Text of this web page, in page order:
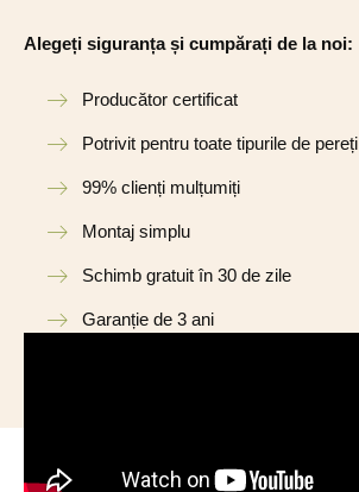
Alegeți siguranța și cumpărați de la noi:
Producător certificat
Potrivit pentru toate tipurile de pereți
99% clienți mulțumiți
Montaj simplu
Schimb gratuit în 30 de zile
Garanție de 3 ani